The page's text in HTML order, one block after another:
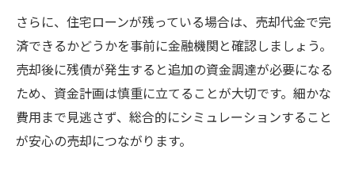
さらに、住宅ローンが残っている場合は、売却代金で完
済できるかどうかを事前に金融機関と確認しましょう。
売却後に残債が発生すると追加の資金調達が必要になる
ため、資金計画は慎重に立てることが大切です。細かな
費用まで見逃さず、総合的にシミュレーションすること
が安心の売却につながります。